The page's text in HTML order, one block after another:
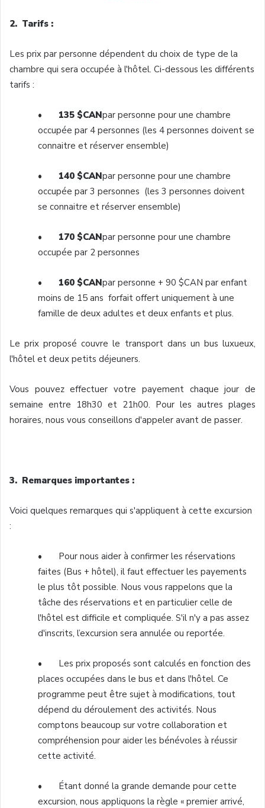
2. Tarifs :
Les prix par personne dépendent du choix de type de la
chambre qui sera occupée à l'hôtel. Ci-dessous les différents
tarifs :
• 135 $CANpar personne pour une chambre
occupée par 4 personnes (les 4 personnes doivent se
connaitre et réserver ensemble)
• 140 $CANpar personne pour une chambre
occupée par 3 personnes (les 3 personnes doivent
se connaitre et réserver ensemble)
• 170 $CANpar personne pour une chambre
occupée par 2 personnes
• 160 $CANpar personne + 90 $CAN par enfant
moins de 15 ans forfait offert uniquement à une
famille de deux adultes et deux enfants et plus.
Le prix proposé couvre le transport dans un bus luxueux,
l'hôtel et deux petits déjeuners.
Vous pouvez effectuer votre payement chaque jour de
semaine entre 18h30 et 21h00. Pour les autres plages
horaires, nous vous conseillons d'appeler avant de passer.
3. Remarques importantes :
Voici quelques remarques qui s'appliquent à cette excursion
:
• Pour nous aider à confirmer les réservations
faites (Bus + hôtel), il faut effectuer les payements
le plus tôt possible. Nous vous rappelons que la
tâche des réservations et en particulier celle de
l'hôtel est difficile et compliquée. S'il n'y a pas assez
d'inscrits, l’excursion sera annulée ou reportée.
• Les prix proposés sont calculés en fonction des
places occupées dans le bus et dans l'hôtel. Ce
programme peut être sujet à modifications, tout
dépend du déroulement des activités. Nous
comptons beaucoup sur votre collaboration et
compréhension pour aider les bénévoles à réussir
cette activité.
• Étant donné la grande demande pour cette
excursion, nous appliquons la règle « premier arrivé,